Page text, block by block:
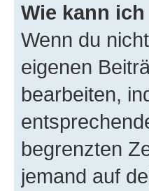
Wie kann
Wenn du
eigenen
bearbeiten,
begrenzten
jemand auf